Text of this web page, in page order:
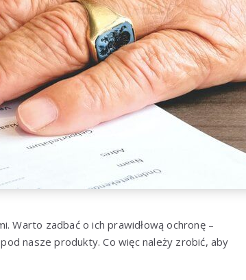
Warto zadbać o ich prawidłową ochronę –
nasze produkty. Co więc należy zrobić, aby